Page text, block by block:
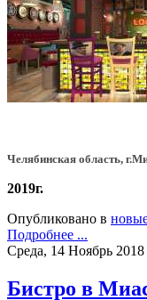
Челябинская область,
2019г.
Опубликовано в
Подробнее ...
Среда, 14 Ноябрь 2018
Бистро в